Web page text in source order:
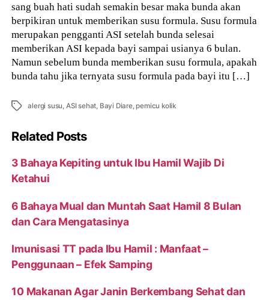
sang buah hati sudah semakin besar maka bunda akan
berpikiran untuk memberikan susu formula. Susu formula
merupakan pengganti ASI setelah bunda selesai
memberikan ASI kepada bayi sampai usianya 6 bulan.
Namun sebelum bunda memberikan susu formula, apakah
bunda tahu jika ternyata susu formula pada bayi itu […]
Tags alergi susu ASI sehat Bayi Diare,pemicu kolik
Related Posts
3 Bahaya Kepiting untuk Ibu Hamil Wajib Di
Ketahui
6 Bahaya Mual dan Muntah Saat Hamil 8 Bulan
dan Cara Mengatasinya
Imunisasi TT pada Ibu Hamil : Manfaat –
Penggunaan – Efek Samping
10 Makanan Agar Janin Berkembang Sehat dan